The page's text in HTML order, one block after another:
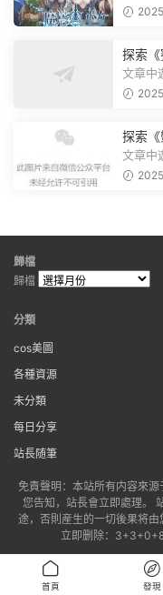
探索
市，
文章中遊戲下
有個圖
探索《
赴手
文章中遊戲下
文
歸檔
歸檔
分類
cos美圖
各種資源
未分類
每日分享
站長随筆
免責聲明：本站所有内容來
您告知，站長會立即處理。
途，否則産生的一切後果将
立即删除：
蘇ICP
首頁 發現